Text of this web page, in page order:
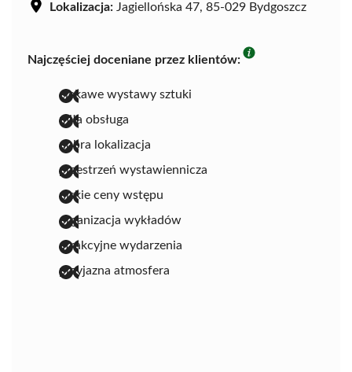
Lokalizacja: Jagiellońska 47, 85-029 Bydgoszcz
Najczęściej doceniane przez klientów:
ciekawe wystawy sztuki
miła obsługa
dobra lokalizacja
przestrzeń wystawiennicza
niskie ceny wstępu
organizacja wykładów
atrakcyjne wydarzenia
przyjazna atmosfera